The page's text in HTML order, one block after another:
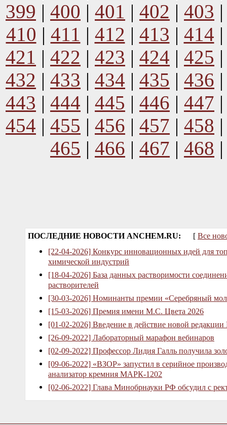
399 | 400 | 401 | 402 | 403
410 | 411 | 412 | 413 | 414
421 | 422 | 423 | 424 | 425
432 | 433 | 434 | 435 | 436
443 | 444 | 445 | 446 | 447
454 | 455 | 456 | 457 | 458
465 | 466 | 467 | 468
ПОСЛЕДНИЕ НОВОСТИ ANCHEM.RU: [ Все
[22-04-2026] Конкурс инновационных идей для
химической индустрий
[18-04-2026] База данных растворимости
растворителей
[30-03-2026] Номинанты премии «Серебряный
[15-03-2026] Премия имени М.С. Цвета 2026
[01-02-2026] Введение в действие новой
[26-09-2022] Лабораторный марафон вебинаров
[02-09-2022] Профессор Лидия Галль получила
[09-06-2022] «ВЗОР» запустил в серийное
анализатор кремния МАРК-1202
[02-06-2022] Глава Минобрнауки РФ обсудил с